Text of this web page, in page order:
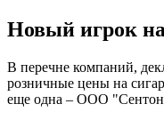
Новый игрок
В перечне компаний,
розничные цены на
еще одна – ООО